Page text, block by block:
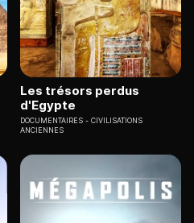
Les trésors perdus
d'Egypte
DOCUMENTAIRES
CIVILISATIONS
ANCIENNES